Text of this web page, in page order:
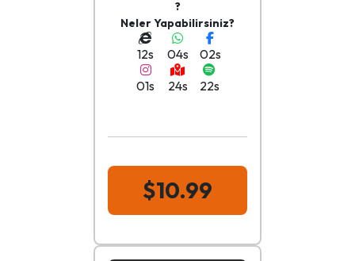
?
Neler Yapabilirsiniz?
12s 04s
02s
01s
24s 22s
$10.99